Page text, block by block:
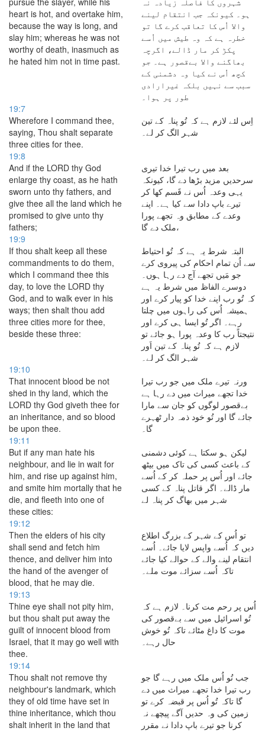
heart is hot, and overtake him,
because the way is long, and
slay him; whereas he was not
worthy of death, inasmuch as
he hated him not in time past.
ہو۔ کیونکہ جب انتقام لینے
والا اُس کا تعاقب کرے گا تو
خطرہ ہے کہ وہ طیش میں اُسے
پکڑ کر مار ڈالے، اگرچہ
بھاگنے والا بےقصور ہے۔ جو
کچھ اُس نے کیا وہ دشمنی کے
سبب سے نہیں بلکہ غیرارادی
طور پر ہوا۔
19:7
Wherefore I command thee,
saying, Thou shalt separate
three cities for thee.
اِس لئے لازم ہے کہ تُو پناہ کے تین
شہر الگ کر لے۔
19:8
And if the LORD thy God
enlarge thy coast, as he hath
sworn unto thy fathers, and
give thee all the land which he
promised to give unto thy
fathers;
بعد میں رب تیرا خدا تیری
سرحدیں مزید بڑھا دے گا، کیونکہ
یہی وعدہ اُس نے قَسم کھا کر
تیرے باپ دادا سے کیا ہے۔ اپنے
وعدے کے مطابق وہ تجھے پورا
ملک دے گا،
19:9
If thou shalt keep all these
commandments to do them,
which I command thee this
day, to love the LORD thy
God, and to walk ever in his
ways; then shalt thou add
three cities more for thee,
beside these three:
البتہ شرط یہ ہے کہ تُو احتیاط
سے اُن تمام احکام کی پیروی کرے
جو مَیں تجھے آج دے رہا ہوں۔
دوسرے الفاظ میں شرط یہ ہے
کہ تُو رب اپنے خدا کو پیار کرے اور
ہمیشہ اُس کی راہوں میں چلتا
رہے۔ اگر تُو ایسا ہی کرے اور
نتیجتاً رب کا وعدہ پورا ہو جائے تو
لازم ہے کہ تُو پناہ کے تین اَور
شہر الگ کر لے۔
19:10
That innocent blood be not
shed in thy land, which the
LORD thy God giveth thee for
an inheritance, and so blood
be upon thee.
ورنہ تیرے ملک میں جو رب تیرا
خدا تجھے میراث میں دے رہا ہے
بےقصور لوگوں کو جان سے مارا
جائے گا اور تُو خود ذمہ دار ٹھہرے
گا۔
19:11
But if any man hate his
neighbour, and lie in wait for
him, and rise up against him,
and smite him mortally that he
die, and fleeth into one of
these cities:
لیکن ہو سکتا ہے کوئی دشمنی
کے باعث کسی کی تاک میں بیٹھ
جائے اور اُس پر حملہ کر کے اُسے
مار ڈالے۔ اگر قاتل پناہ کے کسی
شہر میں بھاگ کر پناہ لے
19:12
Then the elders of his city
shall send and fetch him
thence, and deliver him into
the hand of the avenger of
blood, that he may die.
تو اُس کے شہر کے بزرگ اطلاع
دیں کہ اُسے واپس لایا جائے۔ اُسے
انتقام لینے والے کے حوالے کیا جائے
تاکہ اُسے سزائے موت ملے۔
19:13
Thine eye shall not pity him,
but thou shalt put away the
guilt of innocent blood from
Israel, that it may go well with
thee.
اُس پر رحم مت کرنا۔ لازم ہے کہ
تُو اسرائیل میں سے بےقصور کی
موت کا داغ مٹائے تاکہ تُو خوش
حال رہے۔
19:14
Thou shalt not remove thy
neighbour's landmark, which
they of old time have set in
thine inheritance, which thou
shalt inherit in the land that
جب تُو اُس ملک میں رہے گا جو
رب تیرا خدا تجھے میراث میں دے
گا تاکہ تُو اُس پر قبضہ کرے تو
زمین کی وہ حدیں آگے پیچھے نہ
کرنا جو تیرے باپ دادا نے مقرر